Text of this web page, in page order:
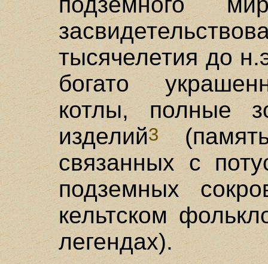
тысячелетия до
богато
котлы, полные
изделий3
связанных с
подземных
кельтском
легендах).